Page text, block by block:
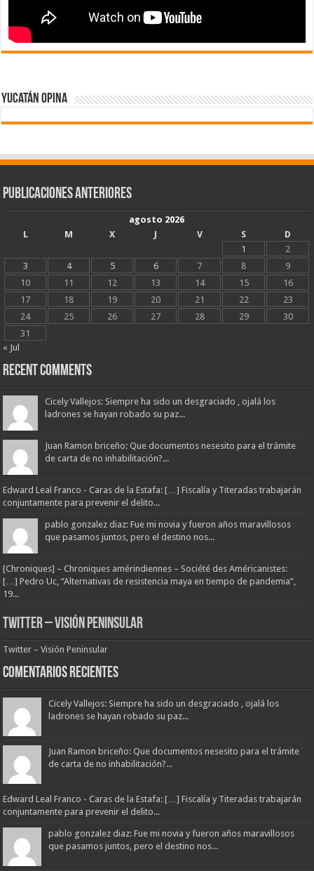
Yucatán Opina
Publicaciones Anteriores
agosto 2026
L
M X J V S
D
1
2
3
4 5 6 7 8
9
10
11 12 13 14 15
16
17
18 19 20 21 22
23
24
25 26 27 28 29
30
31
« Jul
Recent Comments
Cicely Vallejos: Siempre ha sido un desgraciado , ojalá los
ladrones se hayan robado su paz...
Juan Ramon briceño: Que documentos nesesito para el trámite
de carta de no inhabilitación?...
Edward Leal Franco - Caras de la Estafa: […] Fiscalía y Titeradas trabajarán
conjuntamente para prevenir el delito...
pablo gonzalez diaz: Fue mi novia y fueron años maravillosos
que pasamos juntos, pero el destino nos...
[Chroniques] – Chroniques amérindiennes – Société des Américanistes:
[…] Pedro Uc, “Alternativas de resistencia maya en tiempo de pandemia”,
19...
Twitter – Visión Peninsular
Twitter – Visión Peninsular
Comentarios Recientes
Cicely Vallejos: Siempre ha sido un desgraciado , ojalá los
ladrones se hayan robado su paz...
Juan Ramon briceño: Que documentos nesesito para el trámite
de carta de no inhabilitación?...
Edward Leal Franco - Caras de la Estafa: […] Fiscalía y Titeradas trabajarán
conjuntamente para prevenir el delito...
pablo gonzalez diaz: Fue mi novia y fueron años maravillosos
que pasamos juntos, pero el destino nos...